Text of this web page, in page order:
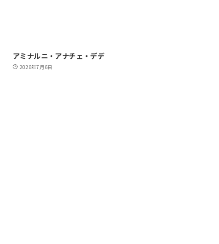
アミナルニ・アナチェ・デデ
2026年7月6日